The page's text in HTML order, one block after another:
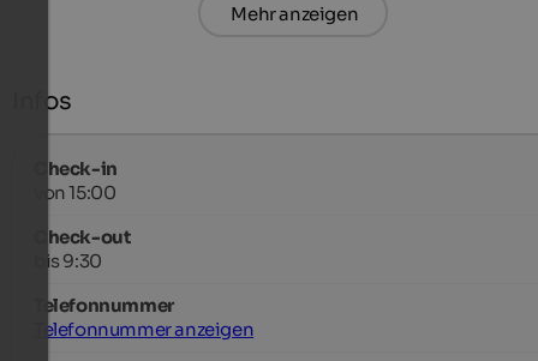
Mehr anzeigen
Infos
Check-in
von 15:00
Check-out
bis 9:30
Telefonnummer
Telefonnummer anzeigen